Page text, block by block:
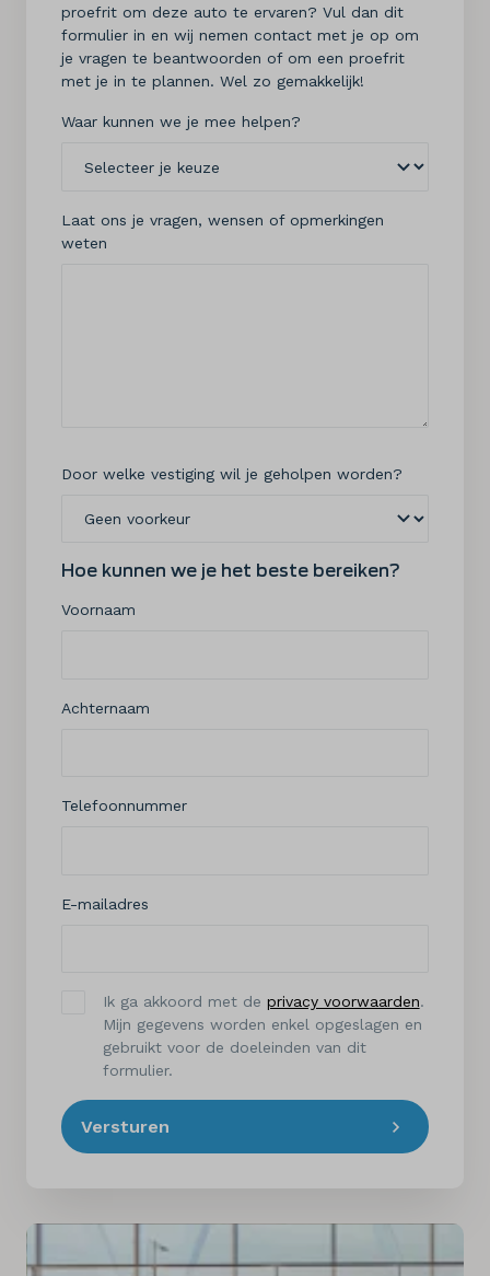
proefrit om deze auto te ervaren? Vul dan dit
formulier in en wij nemen contact met je op om
je vragen te beantwoorden of om een proefrit
met je in te plannen. Wel zo gemakkelijk!
Waar kunnen we je mee helpen?
Laat ons je vragen, wensen of opmerkingen
weten
Door welke vestiging wil je geholpen worden?
Hoe kunnen we je het beste bereiken?
Voornaam
Achternaam
Telefoonnummer
E-mailadres
Ik ga akkoord met de privacy voorwaarden.
Mijn gegevens worden enkel opgeslagen en
gebruikt voor de doeleinden van dit
formulier.
Versturen